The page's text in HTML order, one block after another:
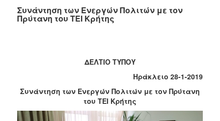
ΕΠΙΣΚΕΠΤΗΣ
Συνάντηση των Ενεργών Πολιτών με τον
Πρύτανη του ΤΕΙ Κρήτης
ΔΕΛΤΙΟ ΤΥΠΟΥ
Ηράκλειο 28-1-2019
Συνάντηση των Ενεργών Πολιτών με τον Πρύτανη
του ΤΕΙ Κρήτης